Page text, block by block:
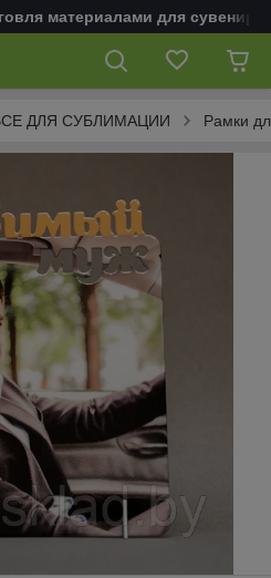
материалами для
ДЛЯ СУБЛИМАЦИИ Рамки